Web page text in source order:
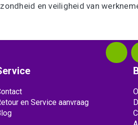
en veiligheid van
en Service aanvraag